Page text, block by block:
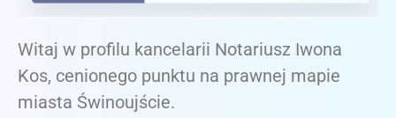
Witaj w profilu kancelarii Notariusz Iwona
Kos, cenionego punktu na prawnej mapie
miasta Świnoujście.